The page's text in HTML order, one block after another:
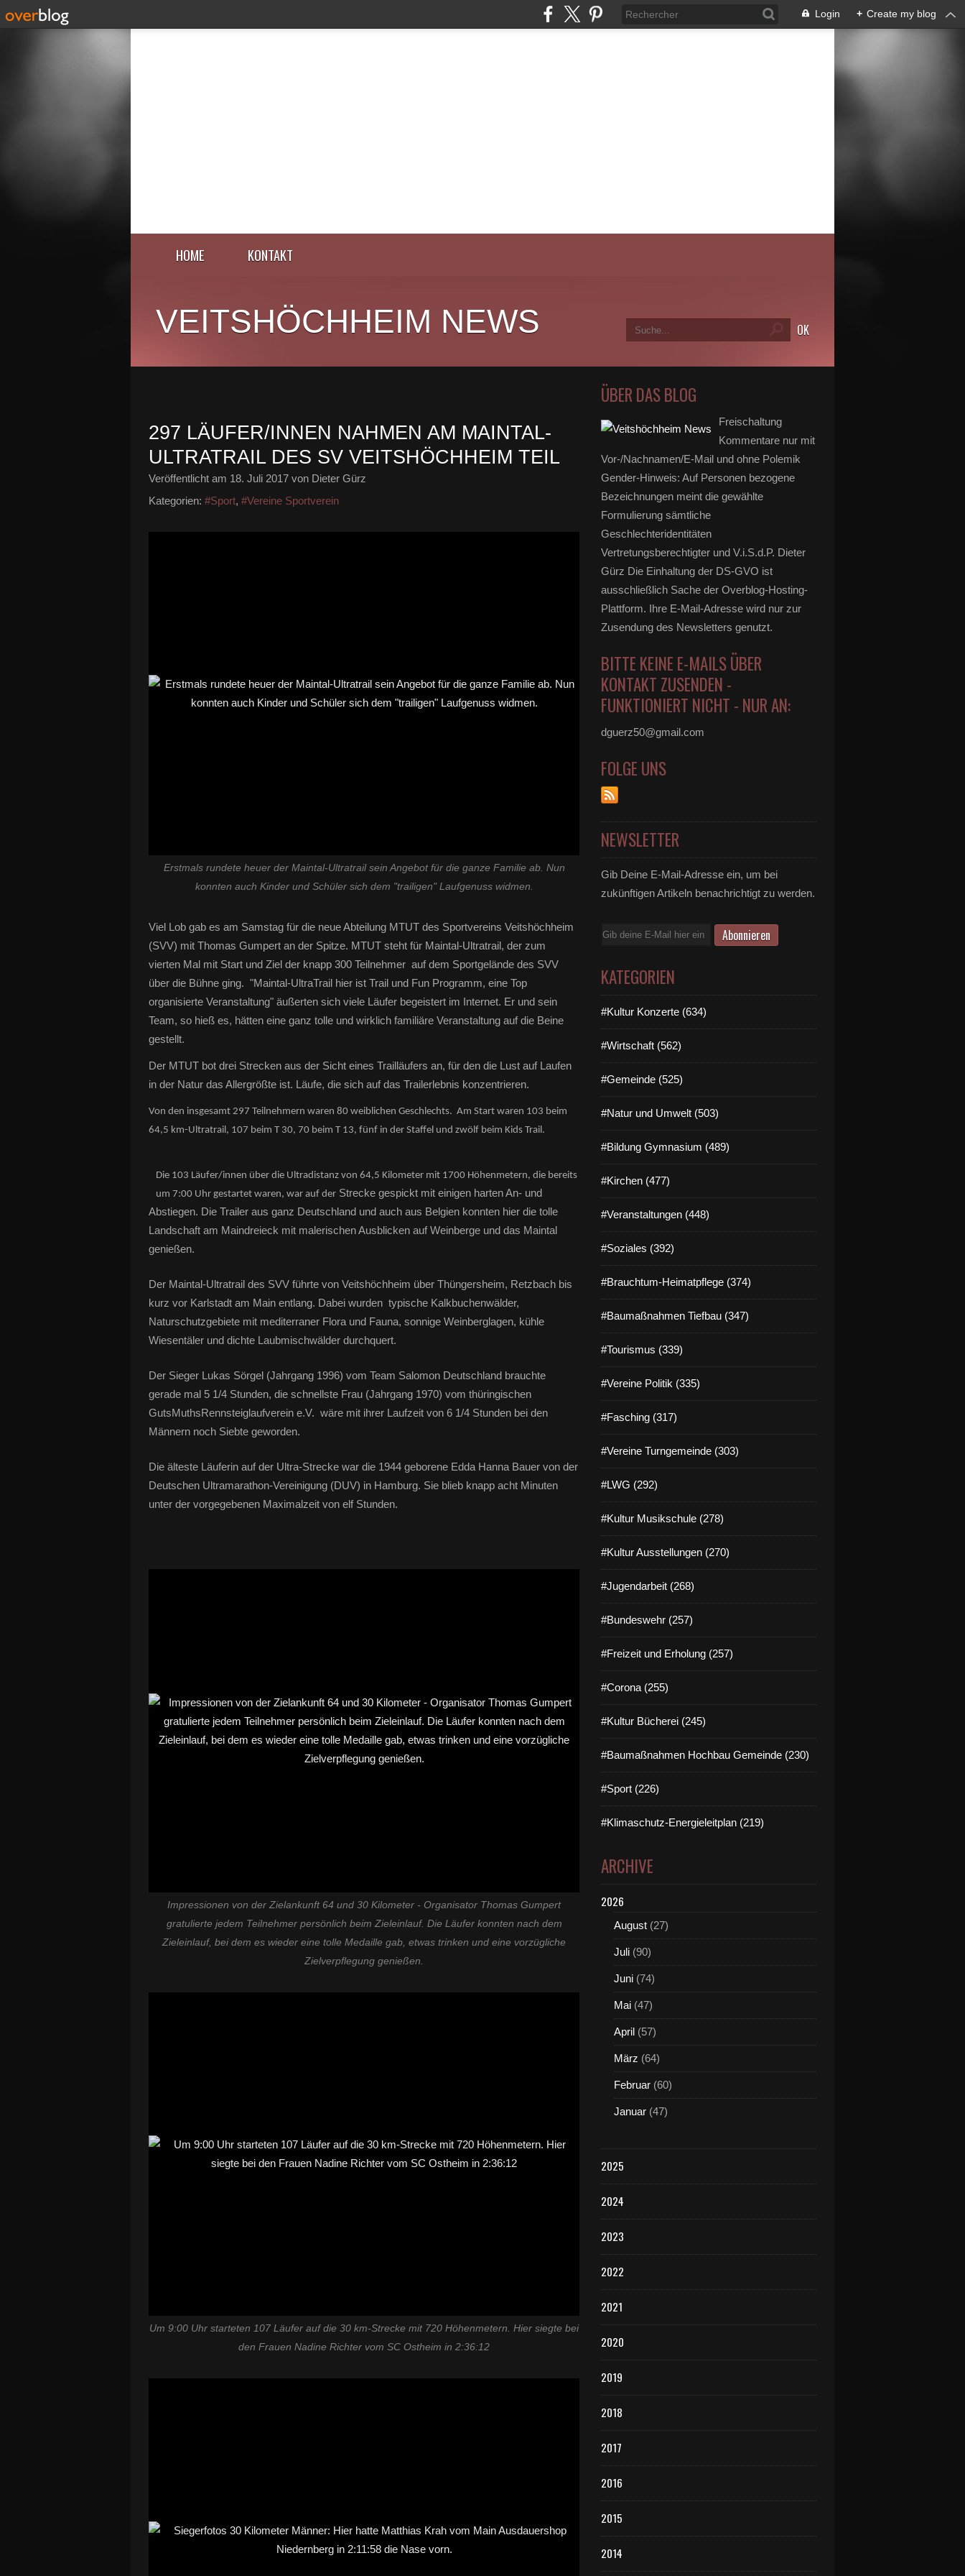
Login + Create my blog
HOME KONTAKT
VEITSHÖCHHEIM NEWS
297 LÄUFER/INNEN NAHMEN AM MAINTAL-
ULTRATRAIL DES SV VEITSHÖCHHEIM TEIL
Veröffentlicht am 18. Juli 2017 von Dieter Gürz
Kategorien: #Sport, #Vereine Sportverein
Erstmals rundete heuer der Maintal-Ultratrail sein Angebot für die ganze Familie ab. Nun
konnten auch Kinder und Schüler sich dem "trailigen" Laufgenuss widmen.
Viel Lob gab es am Samstag für die neue Abteilung MTUT des Sportvereins Veitshöchheim
(SVV) mit Thomas Gumpert an der Spitze. MTUT steht für Maintal-Ultratrail, der zum
vierten Mal mit Start und Ziel der knapp 300 Teilnehmer auf dem Sportgelände des SVV
über die Bühne ging. "Maintal-UltraTrail hier ist Trail und Fun Programm, eine Top
organisierte Veranstaltung" äußerten sich viele Läufer begeistert im Internet. Er und sein
Team, so hieß es, hätten eine ganz tolle und wirklich familiäre Veranstaltung auf die Beine
gestellt.
Der MTUT bot drei Strecken aus der Sicht eines Trailläufers an, für den die Lust auf Laufen
in der Natur das Allergrößte ist. Läufe, die sich auf das Trailerlebnis konzentrieren.
Von den insgesamt 297 Teilnehmern waren 80 weiblichen Geschlechts. Am Start waren 103 beim
64,5 km-Ultratrail, 107 beim T 30, 70 beim T 13, fünf in der Staffel und zwölf beim Kids Trail.
Die 103 Läufer/innen über die Ultradistanz von 64,5 Kilometer mit 1700 Höhenmetern, die bereits
um 7:00 Uhr gestartet waren, war auf der Strecke gespickt mit einigen harten An- und
Abstiegen. Die Trailer aus ganz Deutschland und auch aus Belgien konnten hier die tolle
Landschaft am Maindreieck mit malerischen Ausblicken auf Weinberge und das Maintal
genießen.
Der Maintal-Ultratrail des SVV führte von Veitshöchheim über Thüngersheim, Retzbach bis
kurz vor Karlstadt am Main entlang. Dabei wurden typische Kalkbuchenwälder,
Naturschutzgebiete mit mediterraner Flora und Fauna, sonnige Weinberglagen, kühle
Wiesentäler und dichte Laubmischwälder durchquert.
Der Sieger Lukas Sörgel (Jahrgang 1996) vom Team Salomon Deutschland brauchte
gerade mal 5 1/4 Stunden, die schnellste Frau (Jahrgang 1970) vom thüringischen
GutsMuthsRennsteiglaufverein e.V. wäre mit ihrer Laufzeit von 6 1/4 Stunden bei den
Männern noch Siebte geworden.
Die älteste Läuferin auf der Ultra-Strecke war die 1944 geborene Edda Hanna Bauer von der
Deutschen Ultramarathon-Vereinigung (DUV) in Hamburg. Sie blieb knapp acht Minuten
unter der vorgegebenen Maximalzeit von elf Stunden.
Impressionen von der Zielankunft 64 und 30 Kilometer - Organisator Thomas Gumpert
gratulierte jedem Teilnehmer persönlich beim Zieleinlauf. Die Läufer konnten nach dem
Zieleinlauf, bei dem es wieder eine tolle Medaille gab, etwas trinken und eine vorzügliche
Zielverpflegung genießen.
Um 9:00 Uhr starteten 107 Läufer auf die 30 km-Strecke mit 720 Höhenmetern. Hier siegte bei
den Frauen Nadine Richter vom SC Ostheim in 2:36:12
ÜBER DAS BLOG
Freischaltung
Kommentare nur mit
Vor-/Nachnamen/E-Mail und ohne Polemik
Gender-Hinweis: Auf Personen bezogene
Bezeichnungen meint die gewählte
Formulierung sämtliche
Geschlechteridentitäten
Vertretungsberechtigter und V.i.S.d.P. Dieter
Gürz Die Einhaltung der DS-GVO ist
ausschließlich Sache der Overblog-Hosting-
Plattform. Ihre E-Mail-Adresse wird nur zur
Zusendung des Newsletters genutzt.
BITTE KEINE E-MAILS ÜBER
KONTAKT ZUSENDEN -
FUNKTIONIERT NICHT - NUR AN:
dguerz50@gmail.com
FOLGE UNS
NEWSLETTER
Gib Deine E-Mail-Adresse ein, um bei
zukünftigen Artikeln benachrichtigt zu werden.
E-
KATEGORIEN
#Kultur Konzerte (634)
#Wirtschaft (562)
#Gemeinde (525)
#Natur und Umwelt (503)
#Bildung Gymnasium (489)
#Kirchen (477)
#Veranstaltungen (448)
#Soziales (392)
#Brauchtum-Heimatpflege (374)
#Baumaßnahmen Tiefbau (347)
#Tourismus (339)
#Vereine Politik (335)
#Fasching (317)
#Vereine Turngemeinde (303)
#LWG (292)
#Kultur Musikschule (278)
#Kultur Ausstellungen (270)
#Jugendarbeit (268)
#Bundeswehr (257)
#Freizeit und Erholung (257)
#Corona (255)
#Kultur Bücherei (245)
#Baumaßnahmen Hochbau Gemeinde (230)
#Sport (226)
#Klimaschutz-Energieleitplan (219)
ARCHIVE
2026
August (27)
Juli (90)
Juni (74)
Mai (47)
April (57)
März (64)
Februar (60)
Januar (47)
2025
2024
2023
2022
2021
2020
2019
2018
2017
2016
2015
2014